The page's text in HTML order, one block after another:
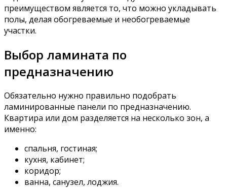
преимуществом является то, что можно укладывать
полы, делая обогреваемые и необогреваемые
участки.
Выбор ламината по
предназначению
Обязательно нужно правильно подобрать
ламинированные панели по предназначению.
Квартира или дом разделяется на несколько зон, а
именно:
спальня, гостиная;
кухня, кабинет;
коридор;
ванна, санузел, лоджия.